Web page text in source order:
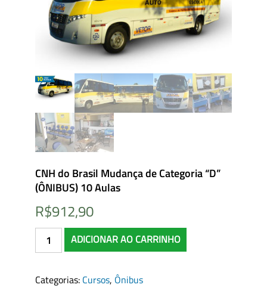
CNH do Brasil Mudança de Categoria “D”
(ÔNIBUS) 10 Aulas
R$912,90
CNH
do
Mudança
ADICIONAR AO CARRINHO
Categorias: Cursos, Ônibus